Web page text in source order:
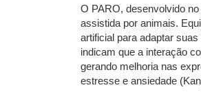
O PARO, desenvolvido
assistida por animais.
artificial para adaptar
indicam que a interação
gerando melhoria nas
estresse e ansiedade